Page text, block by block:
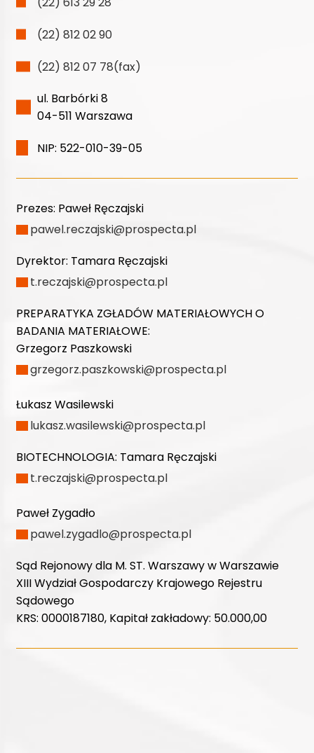
(22) 812 02 90
(22) 812 07 78(fax)
ul. Barbórki 8
04-511 Warszawa
NIP: 522-010-39-05
Prezes: Paweł Ręczajski
pawel.reczajski@prospecta.pl
Dyrektor: Tamara Ręczajski
t.reczajski@prospecta.pl
PREPARATYKA ZGŁADÓW MATERIAŁOWYCH O
BADANIA MATERIAŁOWE:
Grzegorz Paszkowski
grzegorz.paszkowski@prospecta.pl
Łukasz Wasilewski
lukasz.wasilewski@prospecta.pl
BIOTECHNOLOGIA: Tamara Ręczajski
t.reczajski@prospecta.pl
Paweł Zygadło
pawel.zygadlo@prospecta.pl
Sąd Rejonowy dla M. ST. Warszawy w Warszawie
XIII Wydział Gospodarczy Krajowego Rejestru
Sądowego
KRS: 0000187180, Kapitał zakładowy: 50.000,00